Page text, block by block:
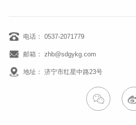
电话： 0537-2071779
邮箱： zhb@sdgykg.com
地址： 济宁市红星中路23号